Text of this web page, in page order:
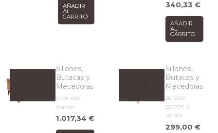
AÑADIR
AL
CARRITO
340,33€
AÑADIR
AL
CARRITO
Sillones,
Butacas y
Mecedoras
Sillón piel
marrón
1.017,34€
Sillones,
Butacas y
Mecedoras
BUTACA
DOROTHY
VERDE
299,00€